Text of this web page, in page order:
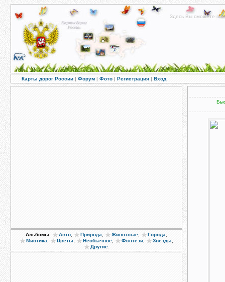
Здесь Вы сможете
Карты дорог России | Форум | Фото | Регистрация | Вход
Альбомы: Авто Природа Животные Города
Мистика Цветы Необычное Фэнтези Звезды
Другие.